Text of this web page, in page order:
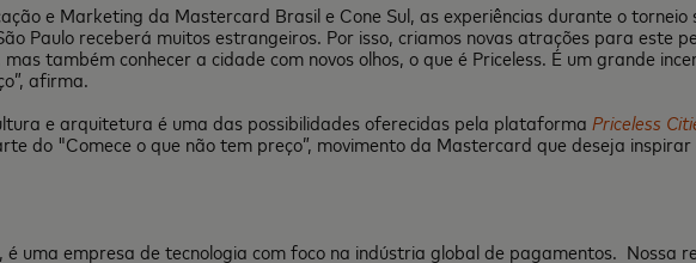
e Marketing da Mastercard Brasil e Cone Sul, as experiências durante o
Paulo receberá muitos estrangeiros. Por isso, criamos novas atrações para este
também conhecer a cidade com novos olhos, o que é Priceless. É um grande
afirma.
e arquitetura é uma das possibilidades oferecidas pela plataforma Priceless
do "Comece o que não tem preço”, movimento da Mastercard que deseja
, é uma empresa de tecnologia com foco na indústria global de pagamentos. Nossa